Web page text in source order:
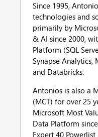
Since 1995,
technologies and
primarily by
& AI since 2000,
Platform (SQL
Synapse Analytics,
and Databricks.
Antonios is also a
(MCT) for over 25
Microsoft Most
Data Platform
Expert 40